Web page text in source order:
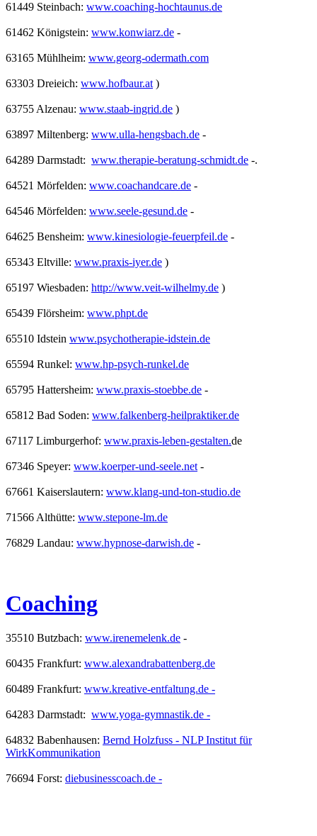
61449 Steinbach: www.coaching-hochtaunus.de
61462 Königstein: www.konwiarz.de -
63165 Mühlheim: www.georg-odermath.com
63303 Dreieich: www.hofbaur.at )
63755 Alzenau: www.staab-ingrid.de )
63897 Miltenberg: www.ulla-hengsbach.de -
64289 Darmstadt: www.therapie-beratung-schmidt.de -.
64521 Mörfelden: www.coachandcare.de -
64546 Mörfelden: www.seele-gesund.de -
64625 Bensheim: www.kinesiologie-feuerpfeil.de -
65343 Eltville: www.praxis-iyer.de )
65197 Wiesbaden: http://www.veit-wilhelmy.de )
65439 Flörsheim: www.phpt.de
65510 Idstein www.psychotherapie-idstein.de
65594 Runkel: www.hp-psych-runkel.de
65795 Hattersheim: www.praxis-stoebbe.de -
65812 Bad Soden: www.falkenberg-heilpraktiker.de
67117 Limburgerhof: www.praxis-leben-gestalten.de
67346 Speyer: www.koerper-und-seele.net -
67661 Kaiserslautern: www.klang-und-ton-studio.de
71566 Althütte: www.stepone-lm.de
76829 Landau: www.hypnose-darwish.de -
Coaching
35510 Butzbach: www.irenemelenk.de -
60435 Frankfurt: www.alexandrabattenberg.de
60489 Frankfurt: www.kreative-entfaltung.de -
64283 Darmstadt: www.yoga-gymnastik.de -
64832 Babenhausen: Bernd Holzfuss - NLP Institut für
WirkKommunikation
76694 Forst: diebusinesscoach.de -